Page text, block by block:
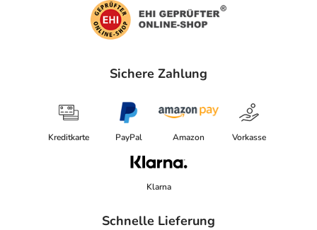
Sichere Zahlung
Kreditkarte PayPal Amazon Vorkasse
Klarna
Schnelle Lieferung